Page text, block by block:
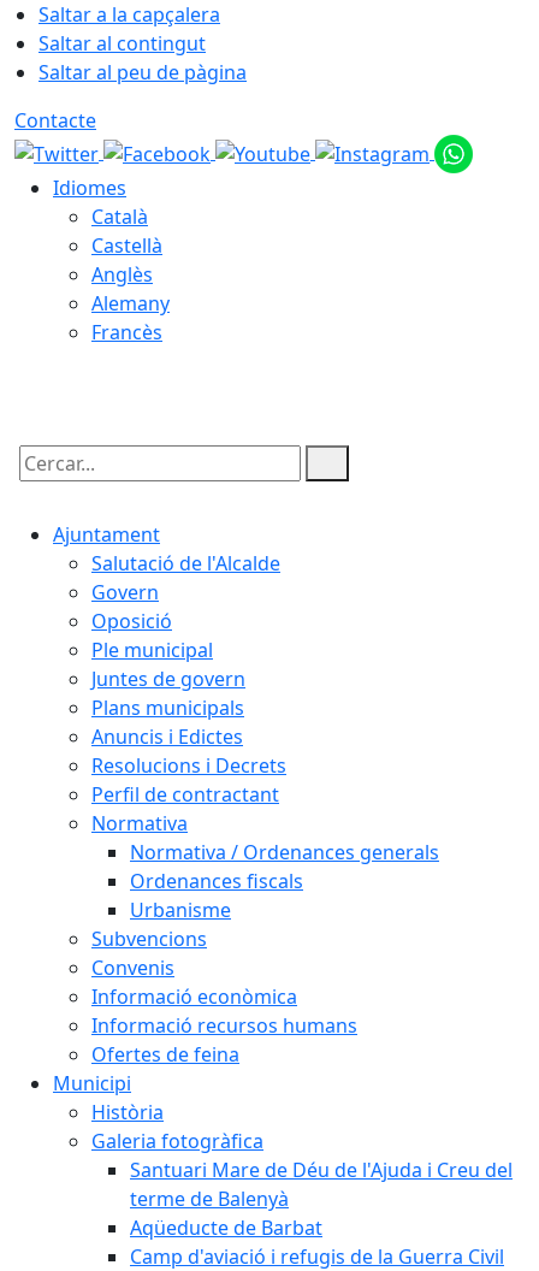
Saltar a la capçalera
Saltar al contingut
Saltar al peu de pàgina
Contacte
Idiomes
Català
Castellà
Anglès
Alemany
Francès
Cercar:
Ajuntament
Salutació de l'Alcalde
Govern
Oposició
Ple municipal
Juntes de govern
Plans municipals
Anuncis i Edictes
Resolucions i Decrets
Perfil de contractant
Normativa
Normativa / Ordenances generals
Ordenances fiscals
Urbanisme
Subvencions
Convenis
Informació econòmica
Informació recursos humans
Ofertes de feina
Municipi
Història
Galeria fotogràfica
Santuari Mare de Déu de l'Ajuda i Creu del
terme de Balenyà
Aqüeducte de Barbat
Camp d'aviació i refugis de la Guerra Civil